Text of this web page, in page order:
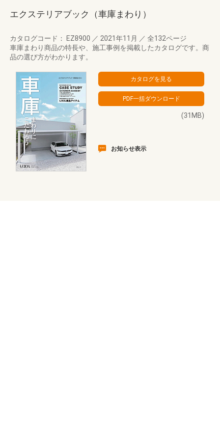
エクステリアブック（車庫まわり）
カタログコード： EZ8900 ／ 2021年11月 ／ 全132ページ
車庫まわり商品の特長や、施工事例を掲載したカタログです。商
品の選び方がわかります。
(31MB)
お知らせ表示